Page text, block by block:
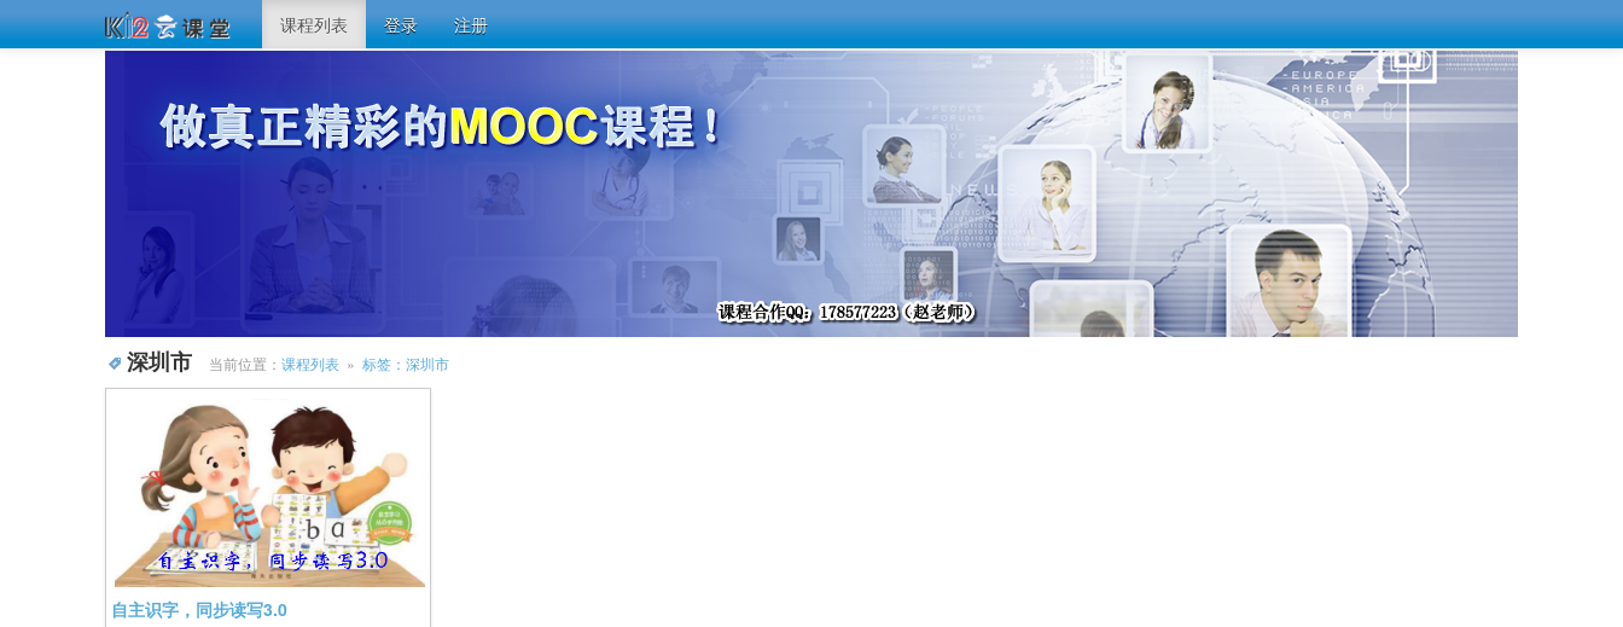
课程列表 登录 注册
深圳市 当前位置： 课程列表 » 标签：深圳市
自主识字，同步读写3.0